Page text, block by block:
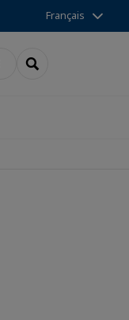
Français
RECHERCHER